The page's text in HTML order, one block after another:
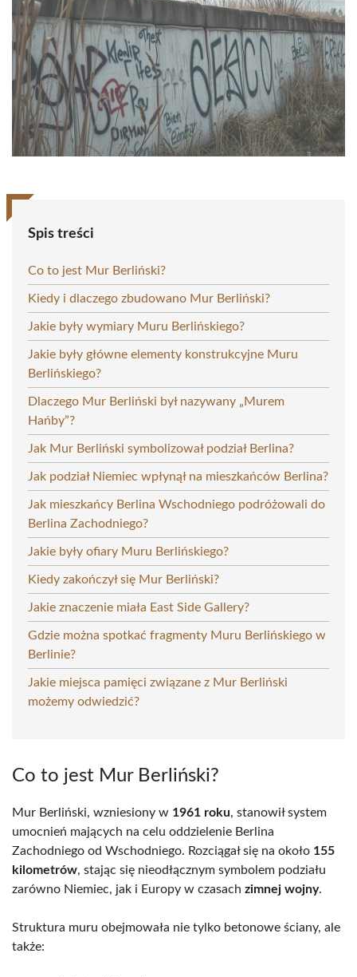
Spis treści
Co to jest Mur Berliński?
Kiedy i dlaczego zbudowano Mur Berliński?
Jakie były wymiary Muru Berlińskiego?
Jakie były główne elementy konstrukcyjne Muru
Berlińskiego?
Dlaczego Mur Berliński był nazywany „Murem
Hańby”?
Jak Mur Berliński symbolizował podział Berlina?
Jak podział Niemiec wpłynął na mieszkańców Berlina?
Jak mieszkańcy Berlina Wschodniego podróżowali do
Berlina Zachodniego?
Jakie były ofiary Muru Berlińskiego?
Kiedy zakończył się Mur Berliński?
Jakie znaczenie miała East Side Gallery?
Gdzie można spotkać fragmenty Muru Berlińskiego w
Berlinie?
Jakie miejsca pamięci związane z Mur Berliński
możemy odwiedzić?
Co to jest Mur Berliński?
Mur Berliński, wzniesiony w 1961 roku, stanowił system
umocnień mających na celu oddzielenie Berlina
Zachodniego od Wschodniego. Rozciągał się na około 155
kilometrów, stając się nieodłącznym symbolem podziału
zarówno Niemiec, jak i Europy w czasach zimnej wojny.
Struktura muru obejmowała nie tylko betonowe ściany, ale
także: